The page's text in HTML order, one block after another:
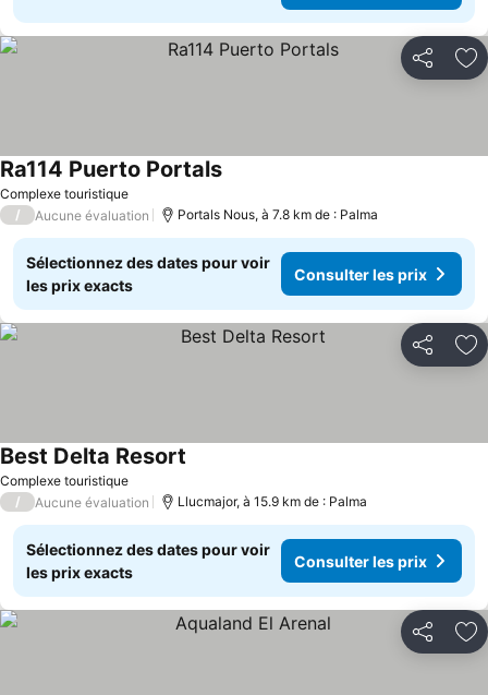
Partager
Complexe touristique
Ra114 Puerto Portals
/ Aucune évaluation Portals Nous, à 7.8 km de : Palma
Sélectionnez des dates pour voir
les prix exacts
Consulter les prix
Partager
Complexe touristique
Best Delta Resort
/ Aucune évaluation Llucmajor, à 15.9 km de : Palma
Sélectionnez des dates pour voir
les prix exacts
Consulter les prix
Partager